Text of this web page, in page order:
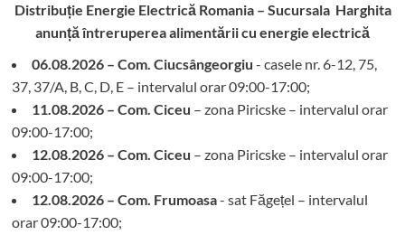
Distribuție Energie Electrică Romania – Sucursala Harghita
anunță întreruperea alimentării cu energie electrică
06.08.2026 – Com. Ciucsângeorgiu - casele nr. 6-12, 75,
37, 37/A, B, C, D, E – intervalul orar 09:00-17:00;
11.08.2026 – Com. Ciceu – zona Piricske – intervalul orar
09:00-17:00;
12.08.2026 – Com. Ciceu – zona Piricske – intervalul orar
09:00-17:00;
12.08.2026 – Com. Frumoasa- sat Făgețel – intervalul
orar 09:00-17:00;